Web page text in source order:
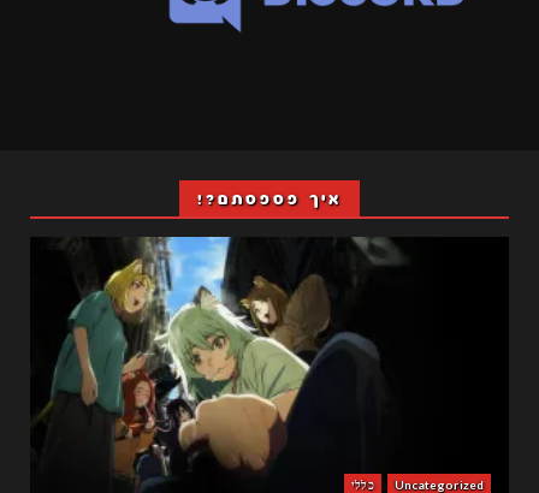
איך פספסתם?!
Uncategorized כללי